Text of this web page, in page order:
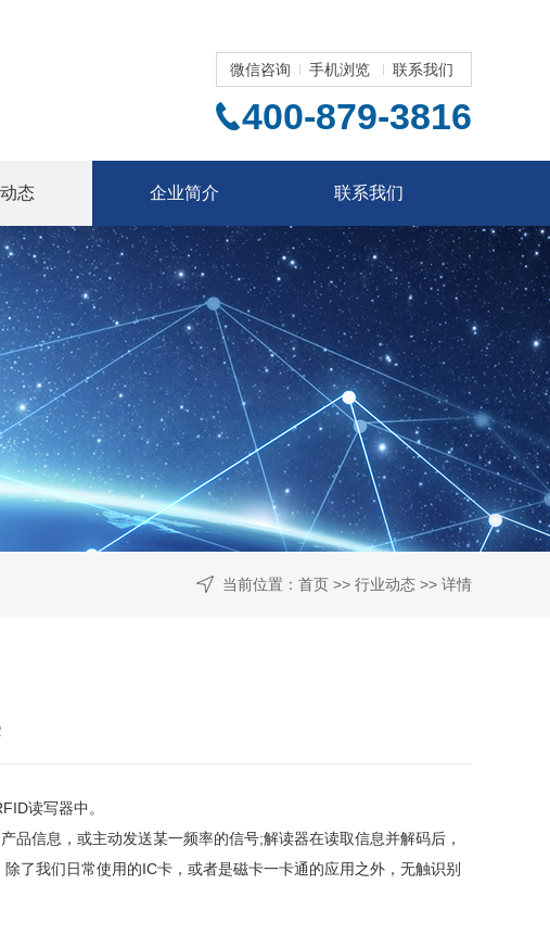
微信咨询 手机浏览 联系我们
400-879-3816
态 企业简介 联系我们
当前位置： 首页 >> 行业动态 >> 详情
读写器中。
信息，或主动发送某一频率的信号;解读器在读取信息并解码后，
了我们日常使用的IC卡，或者是磁卡一卡通的应用之外，无触识别